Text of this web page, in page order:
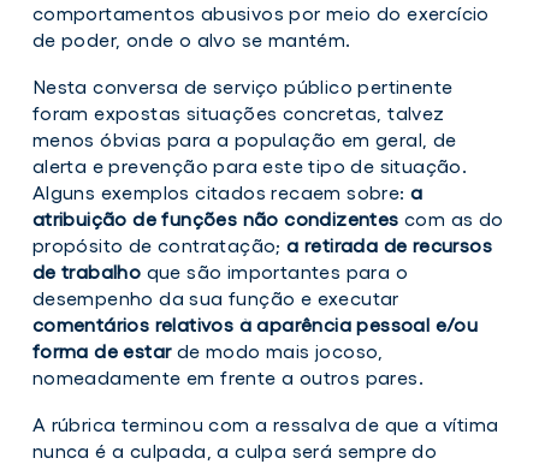
comportamentos abusivos por meio do exercício
de poder, onde o alvo se mantém.
Nesta conversa de serviço público pertinente
foram expostas situações concretas, talvez
menos óbvias para a população em geral, de
alerta e prevenção para este tipo de situação.
Alguns exemplos citados recaem sobre:a
atribuição de funções não condizentes com as do
propósito de contratação;a retirada de recursos
de trabalho que são importantes para o
desempenho da sua função e executar
comentários relativos à aparência pessoal e/ou
forma de estarde modo mais jocoso,
nomeadamente em frente a outros pares.
A rúbrica terminou com a ressalva de que a vítima
nunca é a culpada, a culpa será sempre do